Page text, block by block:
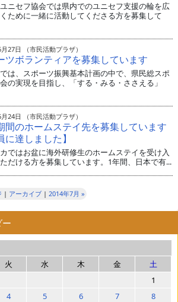
ニセフ協会では県内でのユニセフ支援の輪を広
ために一緒に活動してくださる方を募集して
27日 （市民活動プラザ）
ツボランティアを募集しています
は、スポーツ振興基本計画の中で、県民総スポ
の実現を目指し、「する・みる・ささえる」
24日 （市民活動プラザ）
間のホームステイ先を募集しています
に達しました】
ではお盆に海外研修生のホームステイを受け入
だける方を募集しています。1年間、日本で有...
| アーカイブ| 2014年7月 »
火 水 木 金
土
1
4 5 6 7
8